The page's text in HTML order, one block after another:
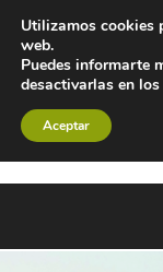
Utilizamos cookies
web.
Puedes informarte
desactivarlas en los
Aceptar